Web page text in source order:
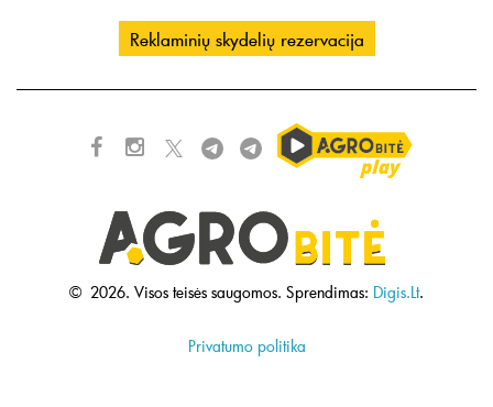
Reklaminių skydelių rezervacija
© 2026. Visos teisės saugomos. Sprendimas: Digis.Lt.
Privatumo politika